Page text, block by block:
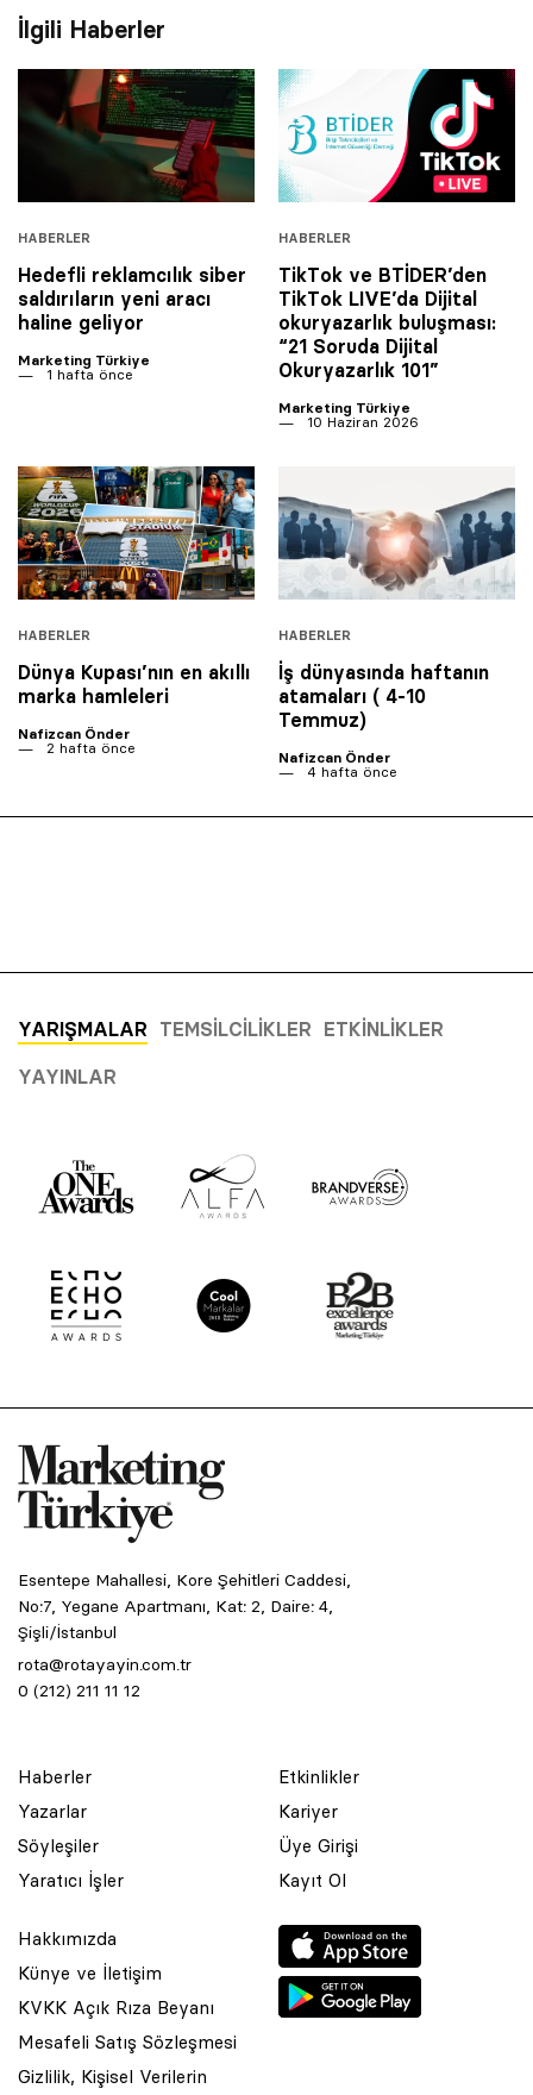
İlgili Haberler
HABERLER
Hedefli reklamcılık siber
saldırıların yeni aracı
haline geliyor
Marketing Türkiye
1 hafta önce
HABERLER
TikTok ve BTİDER’den
TikTok LIVE’da Dijital
okuryazarlık buluşması:
“21 Soruda Dijital
Okuryazarlık 101”
Marketing Türkiye
10 Haziran 2026
HABERLER
Dünya Kupası’nın en akıllı
marka hamleleri
Nafizcan Önder
2 hafta önce
HABERLER
İş dünyasında haftanın
atamaları ( 4-10
Temmuz)
Nafizcan Önder
4 hafta önce
YARIŞMALAR TEMSILCILIKLER ETKINLIKLER
YAYINLAR
Esentepe Mahallesi, Kore Şehitleri Caddesi,
No:7, Yegane Apartmanı, Kat: 2, Daire: 4,
Şişli/İstanbul
rota@rotayayin.com.tr
0 (212) 211 11 12
Haberler
Yazarlar
Söyleşiler
Yaratıcı İşler
Etkinlikler
Kariyer
Üye Girişi
Kayıt Ol
Hakkımızda
Künye ve İletişim
KVKK Açık Rıza Beyanı
Mesafeli Satış Sözleşmesi
Gizlilik, Kişisel Verilerin